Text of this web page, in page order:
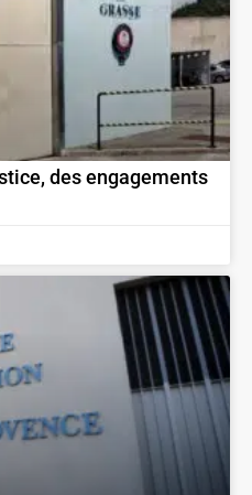
des engagements